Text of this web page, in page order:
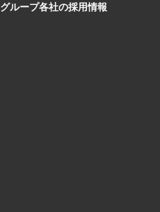
グループ各社の採用情報